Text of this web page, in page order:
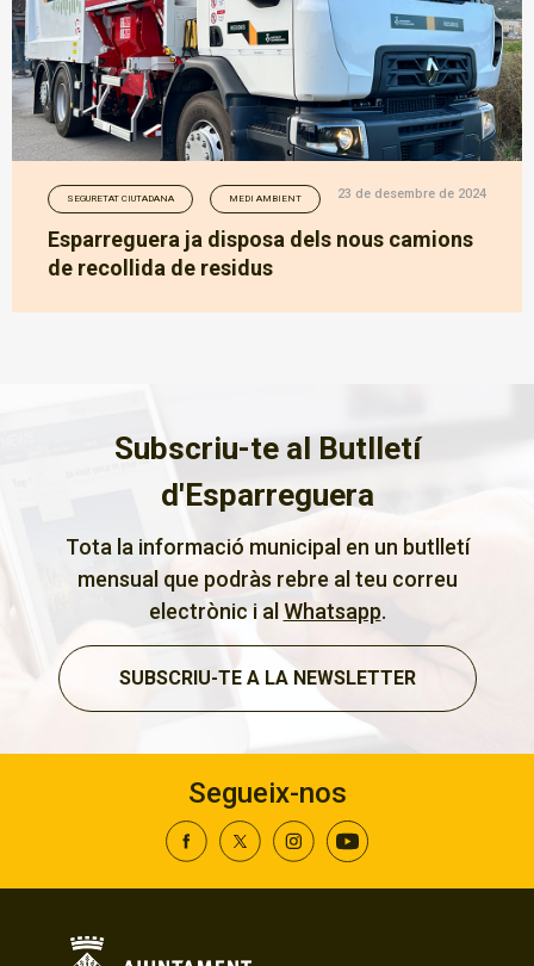
SEGURETAT CIUTADANA MEDI AMBIENT 23 de desembre de 2024
Esparreguera ja disposa dels nous camions
de recollida de residus
Subscriu-te al Butlletí
d'Esparreguera
Tota la informació municipal en un butlletí
mensual que podràs rebre al teu correu
electrònic i al Whatsapp.
SUBSCRIU-TE A LA NEWSLETTER
Segueix-nos